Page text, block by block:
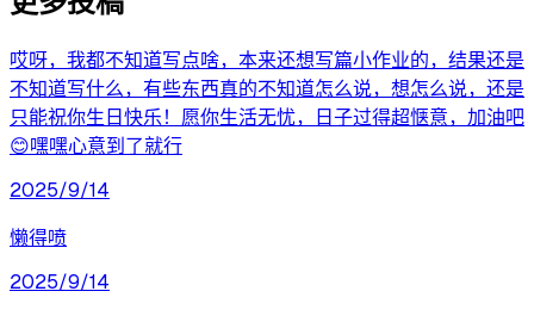
哎呀，我都不知道写点啥，本来还想写篇小作业的，结果还是
不知道写什么，有些东西真的不知道怎么说，想怎么说，还是
只能祝你生日快乐！愿你生活无忧，日子过得超惬意，加油吧
😊嘿嘿心意到了就行
2025/9/14
懒得喷
2025/9/14